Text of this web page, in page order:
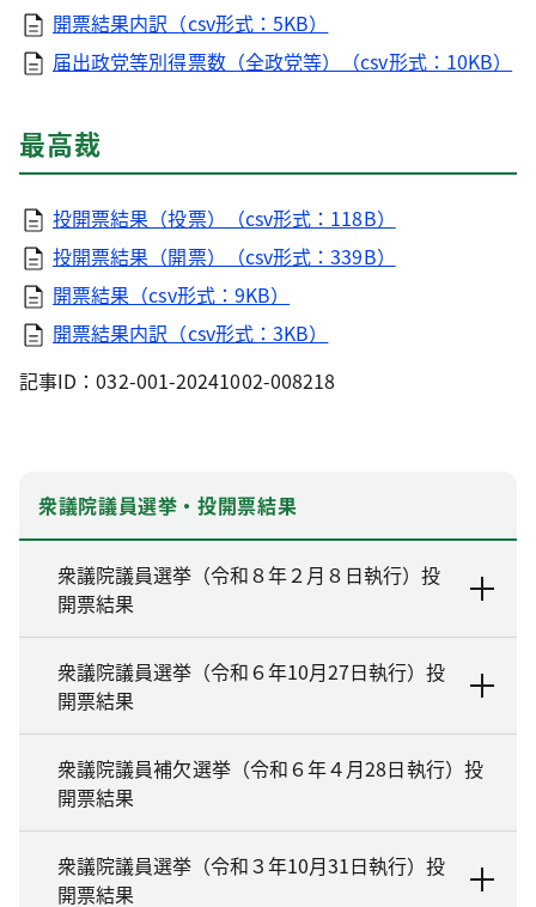
開票結果内訳（csv形式：5KB）
届出政党等別得票数（全政党等）（csv形式：10KB）
最高裁
投開票結果（投票）（csv形式：118B）
投開票結果（開票）（csv形式：339B）
開票結果（csv形式：9KB）
開票結果内訳（csv形式：3KB）
記事ID：032-001-20241002-008218
衆議院議員選挙・投開票結果
衆議院議員選挙（令和８年２月８日執行）投
開票結果
衆議院議員選挙（令和６年10月27日執行）投
開票結果
衆議院議員補欠選挙（令和６年４月28日執行）投
開票結果
衆議院議員選挙（令和３年10月31日執行）投
開票結果